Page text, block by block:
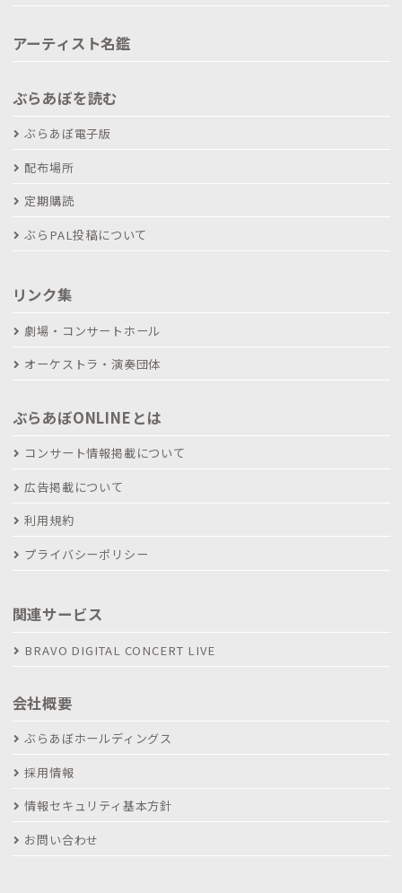
アーティスト名鑑
ぶらあぼを読む
ぶらあぼ電子版
配布場所
定期購読
ぶらPAL投稿について
リンク集
劇場・コンサートホール
オーケストラ・演奏団体
ぶらあぼONLINEとは
コンサート情報掲載について
広告掲載について
利用規約
プライバシーポリシー
関連サービス
BRAVO DIGITAL CONCERT LIVE
会社概要
ぶらあぼホールディングス
採用情報
情報セキュリティ基本方針
お問い合わせ